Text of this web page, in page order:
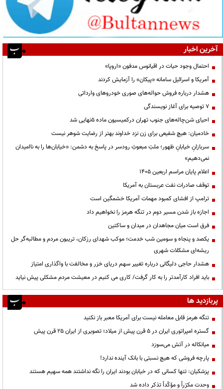
آخرین اخبار
احتمال وجود حیات در اقیانوس مدفون «اروپا»
آمریکا و اسرائیل سامانه «پیکان» را آزمایش کردند
هشدار درباره فروش حواله‌های صوری خودروهای وارداتی
۷ توصیه برای آغاز نویسندگی
احیای شن‌چاله‌های جنوب تهران درکمیسیون ماده ۵نهایی شد
خادمیان: هیچ شفیعی برای زن نزد خداوند بهتر از رضایت شوهر نیست
سربازانِ خیابانِ ظهور؛ ملتِ مبعوثِ رودسر در پاسخ به دشمن: «خیابان‌ها را به ناامیدان
نمی‌دهیم»
اعلام پایان مراسم اربعین ۱۴۰۵
توقف صادرات نفت عربستان به آمریکا
ترامپ از افشای کمبود مهمات آمریکا خشمگین است
اجازه باز شدن مسیر دوم در تنگه هرمز را نخواهیم داد
فرق است میان مجاهدان در میدان و ساکتین
یکصد و پنجاه و سومین شب خدمت؛ موکب شهدای رزکان، تریبون مردم و مطالبه‌گر حل
ریشه‌ای مشکلات شهری
هشدار حاجی دلیگانی درباره تغییر سهم دریای خزر و مخالفت با واگذاری امتیاز
باید افراد کارآمدتر را به کار گرفت/ کاری می کنیم در معیشت مردم مشکلی پیش نیاید
پربازدید ها
تنگه هرمز قابل معامله نیست برای آمریکا معبر باز نکنید
گستره امپراتوری ایران در ۵ قرن پیش از میلاد؛ تصویری از ایران ۲۵ قرن پیش
میانکاله در آتش می‌سوزد
پارچه فروشی که هیچ نسبتی با بانک آینده ندارد!
پزشکیان: تنها کسانی که در خیابان بودند ایران را نگه نداشتند همه سهیم هستند
وحدت مکرّراً و مؤکّداً تذکر داده شد